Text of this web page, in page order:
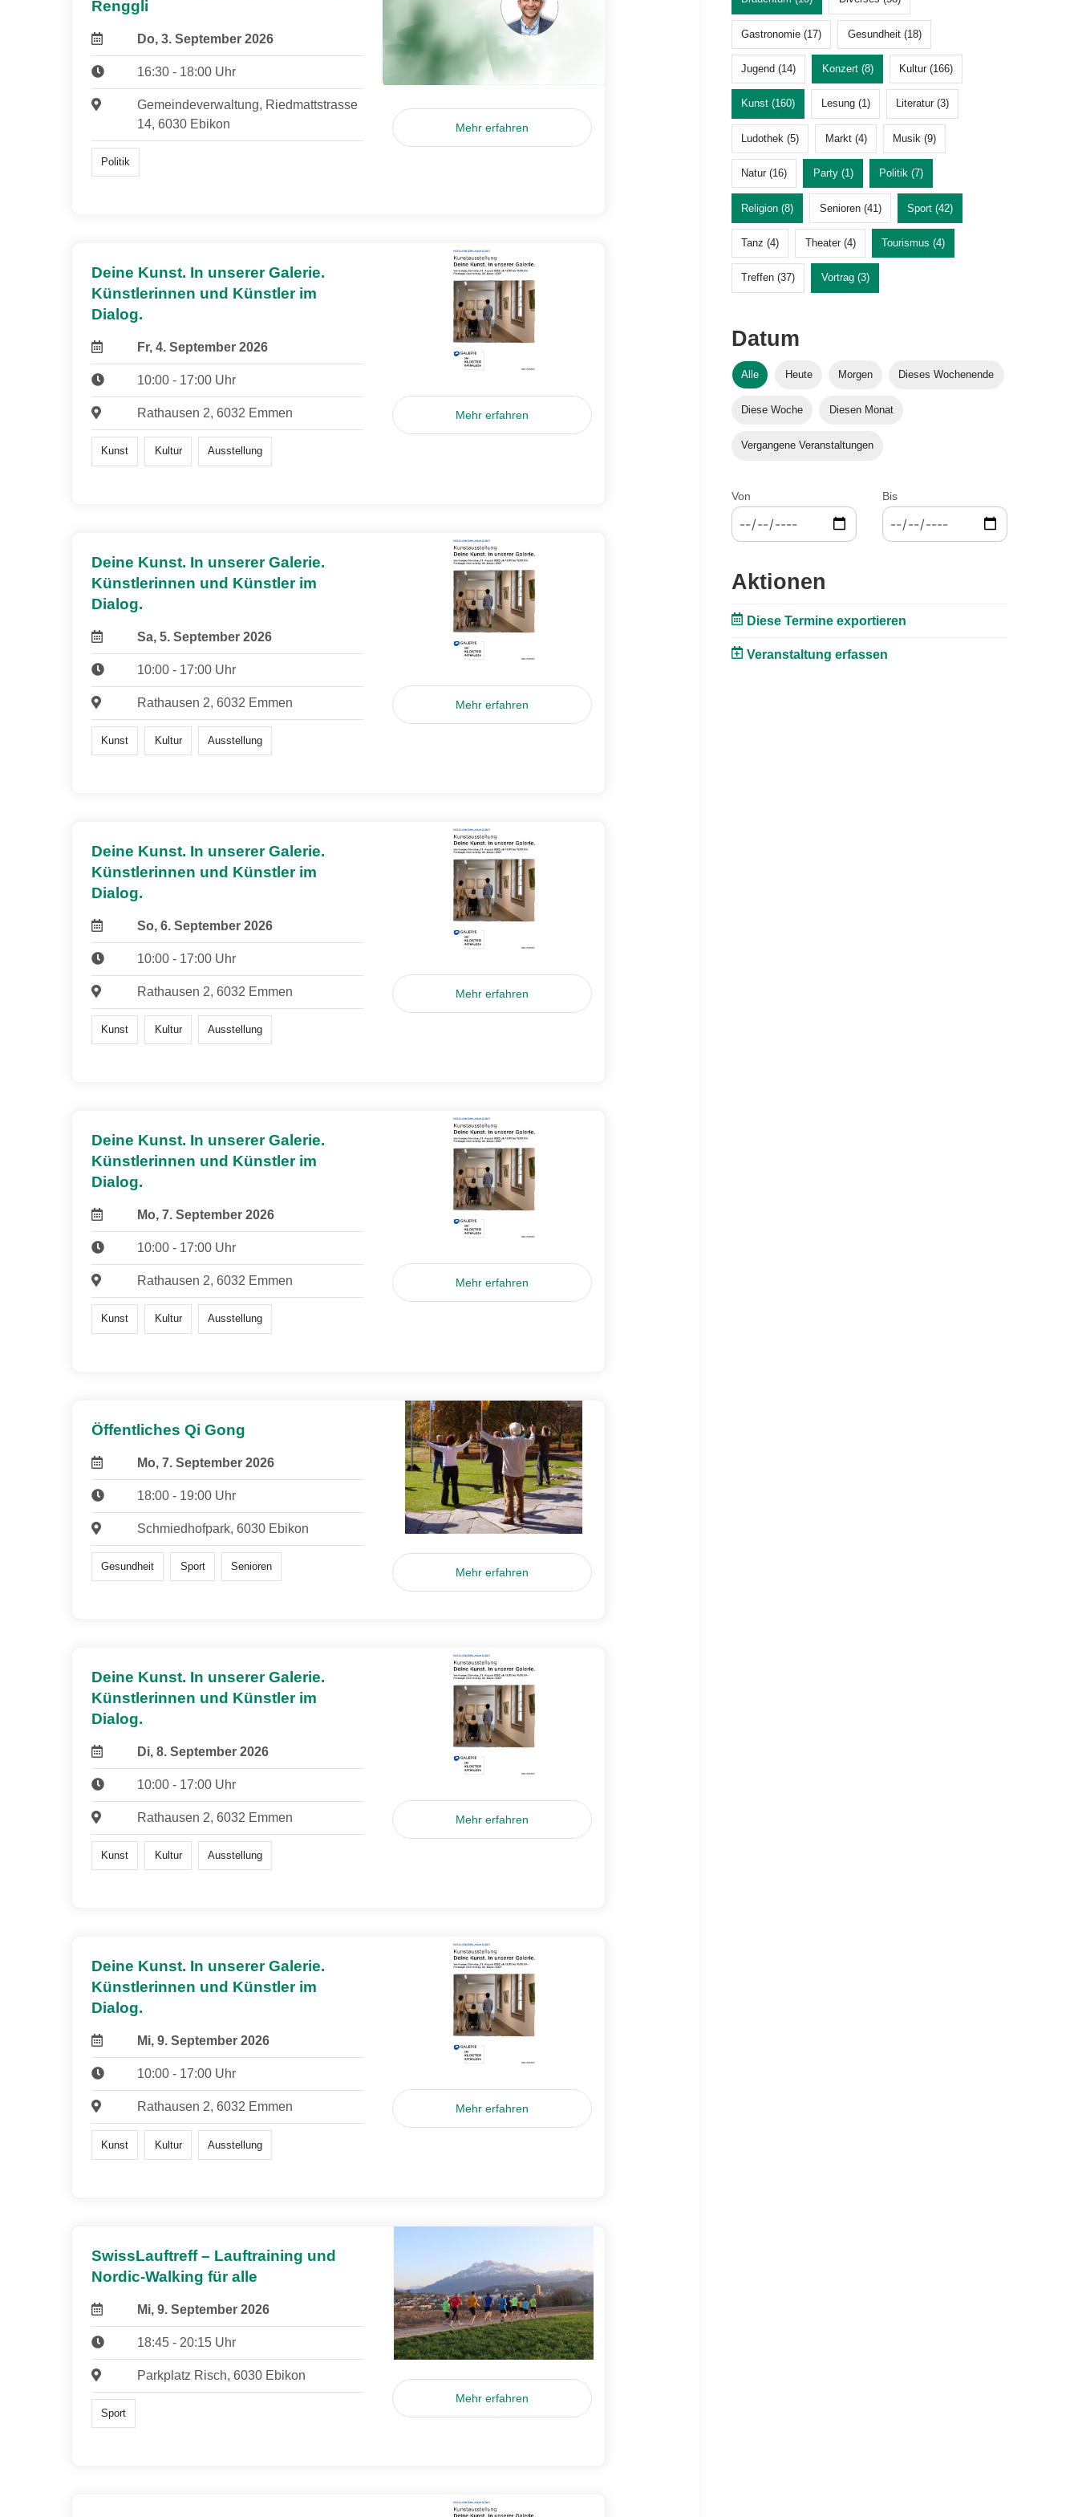
Renggli
Do, 3. September 2026
16:30 - 18:00 Uhr
Gemeindeverwaltung, Riedmattstrasse
14, 6030 Ebikon
Politik
Mehr erfahren
Deine Kunst. In unserer Galerie.
Künstlerinnen und Künstler im
Dialog.
Fr, 4. September 2026
10:00 - 17:00 Uhr
Rathausen 2, 6032 Emmen
Kunst Kultur Ausstellung
Mehr erfahren
Deine Kunst. In unserer Galerie.
Künstlerinnen und Künstler im
Dialog.
Sa, 5. September 2026
10:00 - 17:00 Uhr
Rathausen 2, 6032 Emmen
Kunst Kultur Ausstellung
Mehr erfahren
Deine Kunst. In unserer Galerie.
Künstlerinnen und Künstler im
Dialog.
So, 6. September 2026
10:00 - 17:00 Uhr
Rathausen 2, 6032 Emmen
Kunst Kultur Ausstellung
Mehr erfahren
Deine Kunst. In unserer Galerie.
Künstlerinnen und Künstler im
Dialog.
Mo, 7. September 2026
10:00 - 17:00 Uhr
Rathausen 2, 6032 Emmen
Kunst Kultur Ausstellung
Mehr erfahren
Öffentliches Qi Gong
Mo, 7. September 2026
18:00 - 19:00 Uhr
Schmiedhofpark, 6030 Ebikon
Gesundheit Sport Senioren Mehr erfahren
Deine Kunst. In unserer Galerie.
Künstlerinnen und Künstler im
Dialog.
Di, 8. September 2026
10:00 - 17:00 Uhr
Rathausen 2, 6032 Emmen
Kunst Kultur Ausstellung
Mehr erfahren
Deine Kunst. In unserer Galerie.
Künstlerinnen und Künstler im
Dialog.
Mi, 9. September 2026
10:00 - 17:00 Uhr
Rathausen 2, 6032 Emmen
Kunst Kultur Ausstellung
Mehr erfahren
SwissLauftreff – Lauftraining und
Nordic-Walking für alle
Mi, 9. September 2026
18:45 - 20:15 Uhr
Parkplatz Risch, 6030 Ebikon
Sport
Mehr erfahren
Gastronomie (17) Gesundheit (18)
Jugend (14) Konzert (8) Kultur (166)
Kunst (160) Lesung (1) Literatur (3)
Ludothek (5) Markt (4) Musik (9)
Natur (16) Party (1) Politik (7)
Religion (8) Senioren (41) Sport (42)
Tanz (4) Theater (4) Tourismus (4)
Treffen (37) Vortrag (3)
Datum
Alle Heute Morgen Dieses Wochenende
Diese Woche Diesen Monat
Vergangene Veranstaltungen
Von Bis
Aktionen
Diese Termine exportieren
Veranstaltung erfassen